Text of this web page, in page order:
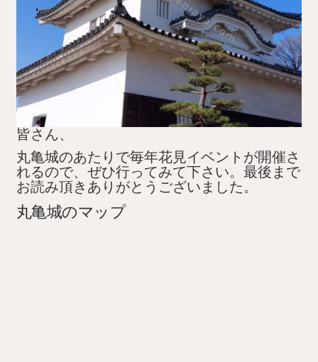
皆さん、
丸亀城のあたりで毎年花見イベントが開催さ
れるので、ぜひ行ってみて下さい。最後まで
お読み頂きありがとうございました。
丸亀城のマップ